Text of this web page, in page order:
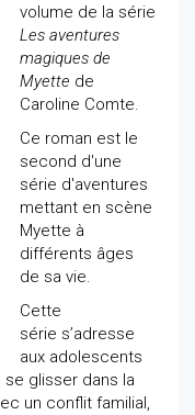
volume de la série
Les aventures
magiques de
Myette de
Caroline Comte.
Ce roman est le
second d'une
série d'aventures
mettant en scène
Myette à
différents âges
de sa vie.
Cette
série s’adresse
aux adolescents
glisser dans la
un conflit familial,